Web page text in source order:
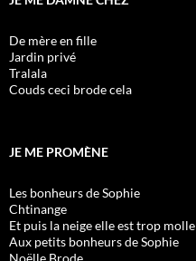
De mère en fille
Jardin privé
Tralala
Couds ceci brode cela
JE ME PROMÈNE
Les bonheurs de Sophie
Chtinange
Et puis la neige elle est trop molle
Aux petits bonheurs de Sophie